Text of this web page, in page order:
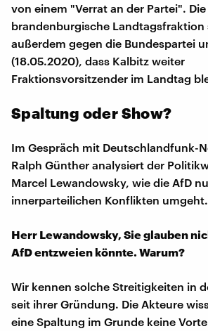
von einem "Verrat an der Partei". Die
brandenburgische Landtagsfraktion
außerdem gegen die Bundespartei
(18.05.2020), dass Kalbitz weiter
Fraktionsvorsitzender im Landtag
Spaltung oder Show?
Im Gespräch mit Deutschlandfunk-
Ralph Günther analysiert der
Marcel Lewandowsky, wie die AfD
innerparteilichen Konflikten umgeht.
Herr Lewandowsky, Sie glauben
AfD entzweien könnte. Warum?
Wir kennen solche Streitigkeiten in
seit ihrer Gründung. Die Akteure
eine Spaltung im Grunde keine